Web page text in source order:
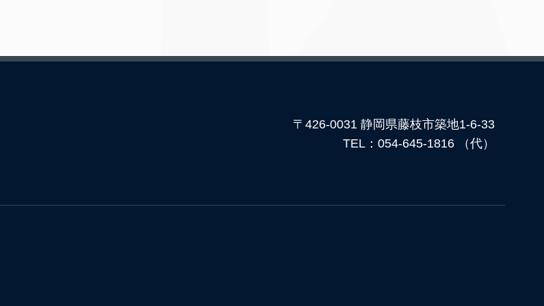
〒426-0031 静岡県藤枝市築地1-6-33
TEL：054-645-1816 （代）